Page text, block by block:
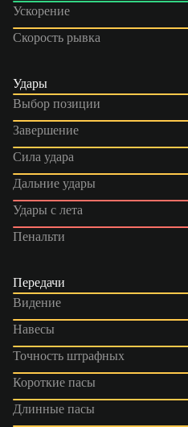
Ускорение
Скорость рывка
Удары
Выбор позиции
Завершение
Сила удара
Дальние удары
Удары с лета
Пенальти
Передачи
Видение
Навесы
Точность штрафных
Короткие пасы
Длинные пасы